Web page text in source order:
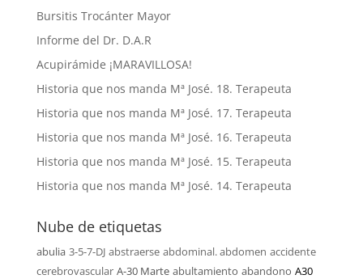
Bursitis Trocánter Mayor
Informe del Dr. D.A.R
Acupirámide ¡MARAVILLOSA!
Historia que nos manda Mª José. 18. Terapeuta
Historia que nos manda Mª José. 17. Terapeuta
Historia que nos manda Mª José. 16. Terapeuta
Historia que nos manda Mª José. 15. Terapeuta
Historia que nos manda Mª José. 14. Terapeuta
Nube de etiquetas
abulia 3-5-7-DJ abstraerse abdominal. abdomen accidente
cerebrovascular A-30 Marte abultamiento abandono A30